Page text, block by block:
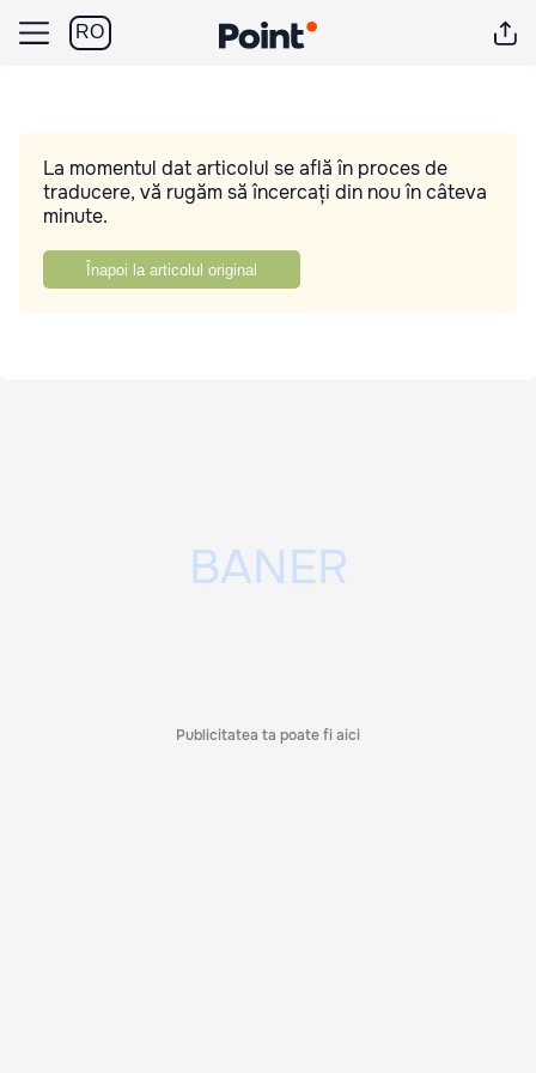
RO
La momentul dat articolul se află în proces de
traducere, vă rugăm să încercați din nou în câteva
minute.
Înapoi la articolul original
Publicitatea ta poate fi aici